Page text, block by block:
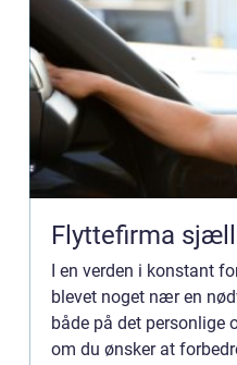
Flyttefirma
I en verden i konstant
blevet noget nær en
både på det personlige
om du ønsker at